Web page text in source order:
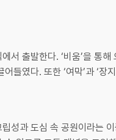
서 출발한다. ‘비움’을 통
들였다. 또한 ‘여막’과 ‘
성과 도심 속 공원이라는